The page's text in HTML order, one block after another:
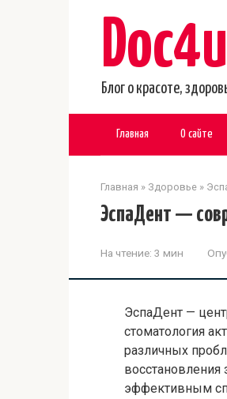
Блог о красоте,
Главная О сайте
Главная » Здоровье »
ЭспаДент —
На чтение: 3 мин
ЭспаДент —
стоматология
различных
эффективным